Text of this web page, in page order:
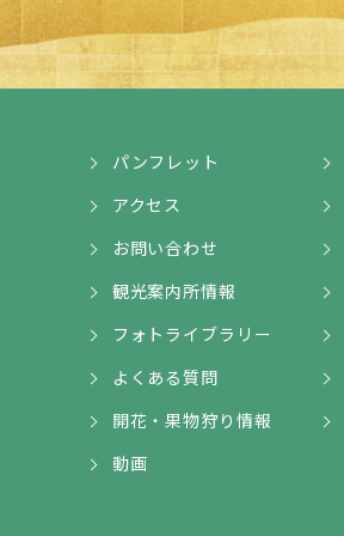
パンフレット
アクセス
お問い合わせ
観光案内所情報
フォトライブラリー
よくある質問
開花・果物狩り情報
動画